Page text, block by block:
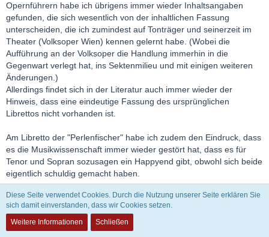
Opernführern habe ich übrigens immer wieder Inhaltsangaben
gefunden, die sich wesentlich von der inhaltlichen Fassung
unterscheiden, die ich zumindest auf Tonträger und seinerzeit im
Theater (Volksoper Wien) kennen gelernt habe. (Wobei die
Aufführung an der Volksoper die Handlung immerhin in die
Gegenwart verlegt hat, ins Sektenmilieu und mit einigen weiteren
Änderungen.)
Allerdings findet sich in der Literatur auch immer wieder der
Hinweis, dass eine eindeutige Fassung des ursprünglichen
Librettos nicht vorhanden ist.
Am Libretto der "Perlenfischer" habe ich zudem den Eindruck, dass
es die Musikwissenschaft immer wieder gestört hat, dass es für
Tenor und Sopran sozusagen ein Happyend gibt, obwohl sich beide
eigentlich schuldig gemacht haben.
Fairy Queen
INAKTIV
Diese Seite verwendet Cookies. Durch die Nutzung unserer Seite erklären Sie
sich damit einverstanden, dass wir Cookies setzen.
Weitere Informationen
Schließen